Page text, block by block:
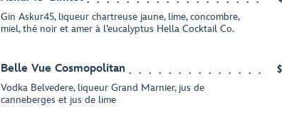
Gin Askur45, liqueur chartreuse jaune, lime, concombre,
miel, thé noir et amer à l’eucalyptus Hella Cocktail Co.
Belle Vue Cosmopolitan
Vodka Belvedere, liqueur Grand Marnier, jus de
canneberges et jus de lime